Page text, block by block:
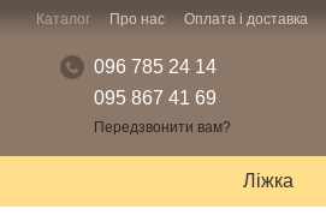
Перейти до основного контенту
Каталог Про нас Оплата і доставка
096 785 24 14
095 867 41 69
Передзвонити вам?
Ліжка